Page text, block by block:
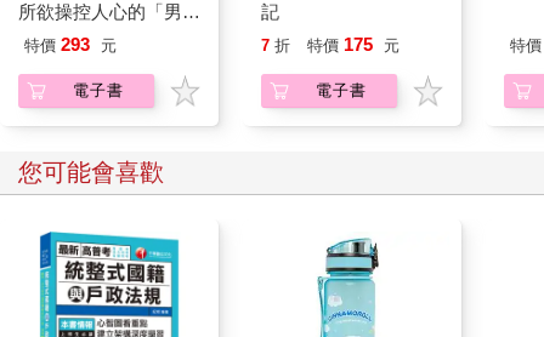
所欲操控人心的「男女
暗黑心理學」【暢銷紀
特價 293 元
電子書
記
7 折 特價 175 元
電子書
特價
您可能會喜歡